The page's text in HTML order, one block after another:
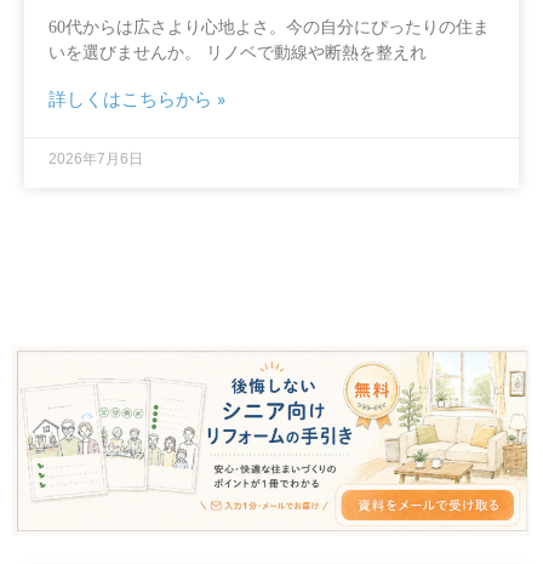
60代からは広さより心地よさ。今の自分にぴったりの住ま
いを選びませんか。 リノベで動線や断熱を整えれ
詳しくはこちらから »
2026年7月6日